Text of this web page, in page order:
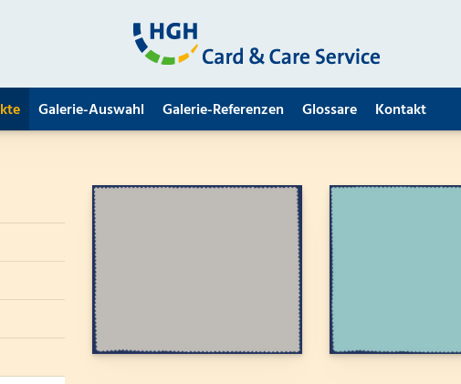
Galerie-Auswahl Galerie-Referenzen Glossare Kontakt